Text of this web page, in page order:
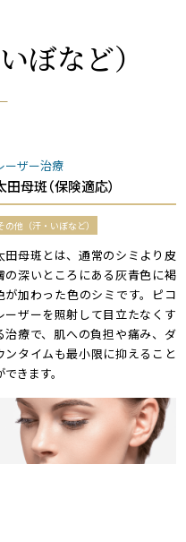
ぼなど）
ーザー治療
田母斑（保険適応）
の他（汗・いぼなど）
田母斑とは、通常のシミより皮
の深いところにある灰青色に褐
が加わった色のシミです。ピコ
ーザーを照射して目立たなくす
治療で、肌への負担や痛み、ダ
ンタイムも最小限に抑えること
できます。